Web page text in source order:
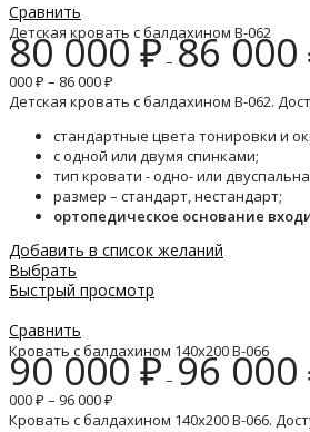
Сравнить
Детская кровать с балдахином B-062
80 000₽– 86 000
000 ₽ – 86 000 ₽
Детская кровать с балдахином B-062.
стандартные цвета тонировки и
с одной или двумя спинками;
тип кровати - одно- или
размер – стандарт, нестандарт;
ортопедическое основание
Добавить в список желаний
Выбрать
Быстрый просмотр
Сравнить
Кровать с балдахином 140х200 B-066
90 000₽– 96 000
000 ₽ – 96 000 ₽
Кровать с балдахином 140х200 B-066.